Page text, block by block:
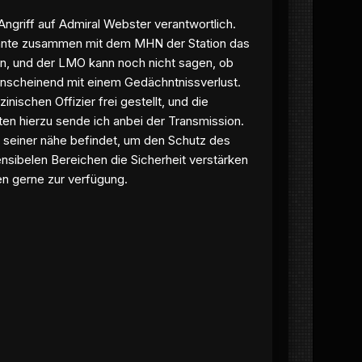
auf Admiral Webster verantwortlich.
zusammen mit dem MHN der Station das
und der LMO kann noch nicht sagen, ob
mit einem Gedächntnissverlust.
Offizier frei gestellt, und die
hierzu sende ich anbei der Transmission.
nähe befindet, um den Schutz des
Bereichen die Sicherheit verstärken
gerne zur verfügung.